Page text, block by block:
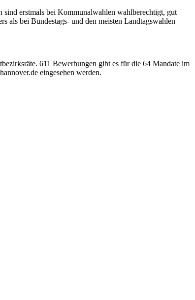
sind erstmals bei Kommunalwahlen wahlberechtigt, gut
als bei Bundestags- und den meisten Landtagswahlen
611 Bewerbungen gibt es für die 64 Mandate im
eingesehen werden.